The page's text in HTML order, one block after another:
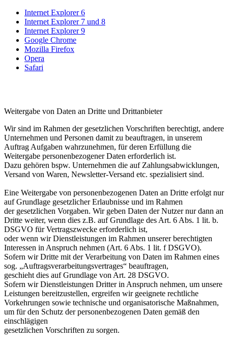
Internet Explorer 6
Internet Explorer 7 und 8
Internet Explorer 9
Google Chrome
Mozilla Firefox
Opera
Safari
Weitergabe von Daten an Dritte und Drittanbieter
Wir sind im Rahmen der gesetzlichen Vorschriften berechtigt, andere
Unternehmen und Personen damit zu beauftragen, in unserem
Auftrag Aufgaben wahrzunehmen, für deren Erfüllung die
Weitergabe personenbezogener Daten erforderlich ist.
Dazu gehören bspw. Unternehmen die auf Zahlungsabwicklungen,
Versand von Waren, Newsletter-Versand etc. spezialisiert sind.
Eine Weitergabe von personenbezogenen Daten an Dritte erfolgt nur
auf Grundlage gesetzlicher Erlaubnisse und im Rahmen
der gesetzlichen Vorgaben. Wir geben Daten der Nutzer nur dann an
Dritte weiter, wenn dies z.B. auf Grundlage des Art. 6 Abs. 1 lit. b.
DSGVO für Vertragszwecke erforderlich ist,
oder wenn wir Dienstleistungen im Rahmen unserer berechtigten
Interessen in Anspruch nehmen (Art. 6 Abs. 1 lit. f DSGVO).
Sofern wir Dritte mit der Verarbeitung von Daten im Rahmen eines
sog. „Auftragsverarbeitungsvertrages“ beauftragen,
geschieht dies auf Grundlage von Art. 28 DSGVO.
Sofern wir Dienstleistungen Dritter in Anspruch nehmen, um unsere
Leistungen bereitzustellen, ergreifen wir geeignete rechtliche
Vorkehrungen sowie technische und organisatorische Maßnahmen,
um für den Schutz der personenbezogenen Daten gemäß den
einschlägigen
gesetzlichen Vorschriften zu sorgen.